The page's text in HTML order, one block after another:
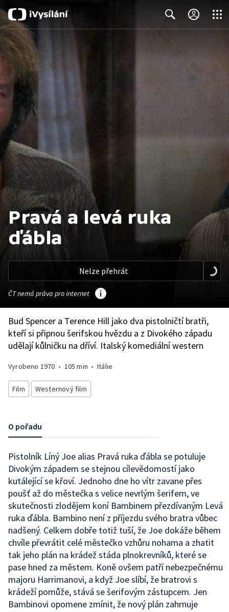
Pravá a levá ruka
ďábla
Nelze přehrát
ČT nemá práva pro internet
Bud Spencer a Terence Hill jako dva pistolničtí bratři,
kteří si připnou šerifskou hvězdu a z Divokého západu
udělají kůlničku na dříví. Italský komediální western
Vyrobeno 1970 • 105 min •Itálie
Film Westernový film
O pořadu
Pistolník Líný Joe alias Pravá ruka ďábla se potuluje
Divokým západem se stejnou cílevědomostí jako
kutálející se křoví. Jednoho dne ho vítr zavane přes
poušť až do městečka s velice nevrlým šerifem, ve
skutečnosti zlodějem koní Bambinem přezdívaným Levá
ruka ďábla. Bambino není z příjezdu svého bratra vůbec
nadšený. Celkem dobře totiž tuší, že Joe dokáže během
chvíle převrátit celé městečko vzhůru nohama a zhatit
tak jeho plán na krádež stáda plnokrevníků, které se
pase hned za městem. Koně ovšem patří nebezpečnému
majoru Harrimanovi, a když Joe slíbí, že bratrovi s
krádeží pomůže, stává se šerifovým zástupcem. Jen
Bambinovi opomene zmínit, že nový plán zahrnuje